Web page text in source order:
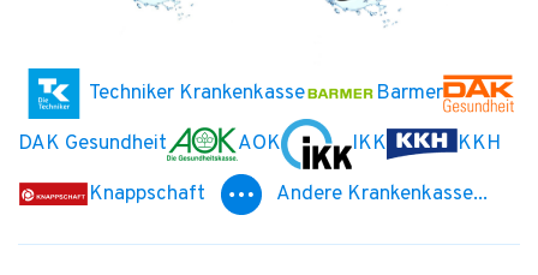
Techniker Krankenkasse
Barmer
DAK Gesundheit
AOK IKK
KKH
Knappschaft
Andere Krankenkasse...